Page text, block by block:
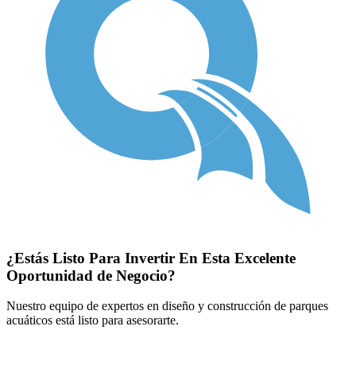
¿Estás Listo Para Invertir En Esta Excelente
Oportunidad de Negocio?
Nuestro equipo de expertos en diseño y construcción de parques
acuáticos está listo para asesorarte.